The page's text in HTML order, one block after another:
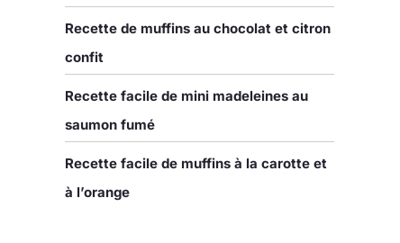
Recette de muffins au chocolat et citron
confit
Recette facile de mini madeleines au
saumon fumé
Recette facile de muffins à la carotte et
à l’orange